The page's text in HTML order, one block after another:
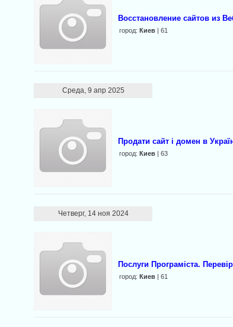
Восстановление сайтов из
город:Киев | 61
Среда, 9 апр 2025
Продати сайт і домен в
город:Киев | 63
Четверг, 14 ноя 2024
Послуги Програміста.
город:Киев | 61